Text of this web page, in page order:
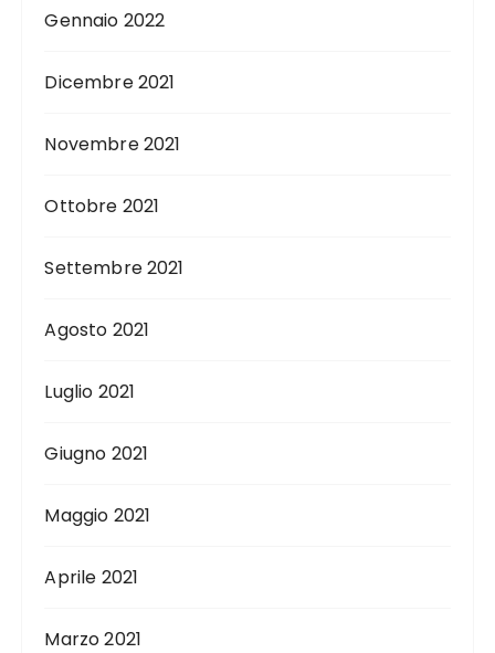
Gennaio 2022
Dicembre 2021
Novembre 2021
Ottobre 2021
Settembre 2021
Agosto 2021
Luglio 2021
Giugno 2021
Maggio 2021
Aprile 2021
Marzo 2021